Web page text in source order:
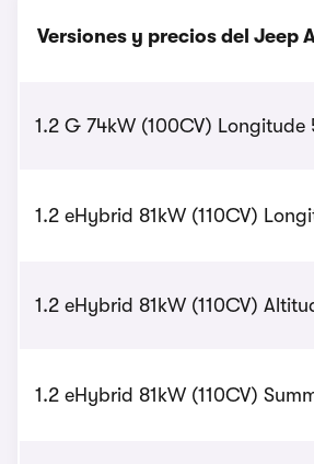
Versiones y precios del Jeep
1.2 G 74kW (100CV)
1.2 eHybrid 81kW (110CV)
1.2 eHybrid 81kW (110CV)
1.2 eHybrid 81kW (110CV)